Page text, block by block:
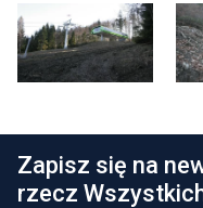
Zapisz się na
rzecz